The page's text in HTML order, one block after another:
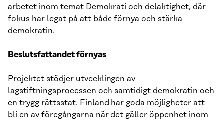
arbetet inom temat Demokrati och delaktighet, där
fokus har legat på att både förnya och stärka
demokratin.
Beslutsfattandet förnyas
Projektet stödjer utvecklingen av
lagstiftningsprocessen och samtidigt demokratin och
en trygg rättsstat. Finland har goda möjligheter att
bli en av föregångarna när det gäller öppenhet inom